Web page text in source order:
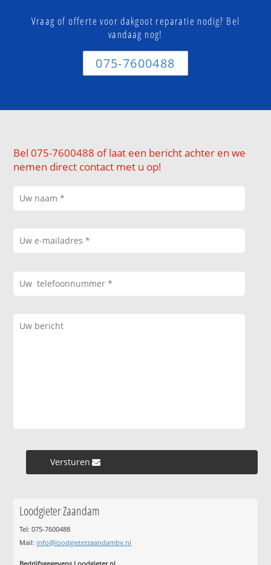
Vraag of offerte voor dakgoot reparatie nodig? Bel
vandaag nog!
075-7600488
Bel 075-7600488 of laat een bericht achter en we
nemen direct contact met u op!
Versturen »
Loodgieter Zaandam
Tel: 075-7600488
Mail: info@loodgieterzaandambv.nl